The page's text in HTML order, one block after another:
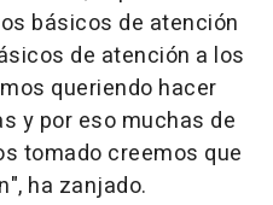
básicos de atención
de atención a los
queriendo hacer
y por eso muchas de
tomado creemos que
ha zanjado.